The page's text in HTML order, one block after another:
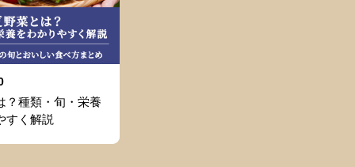
？種類・旬・栄養
すく解説